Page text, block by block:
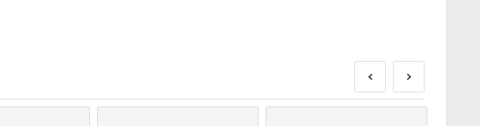
ติดต่อเรา
.
โค้ดที่ดาวน์โหลดได้เหล่านี้ผลิตโดยผู้พัฒนาเกมดังนั้นจึงเป็นโค้ดต้นฉบับ.
รหัสเหล่านี้ไม่มีวันหมดอายุ.